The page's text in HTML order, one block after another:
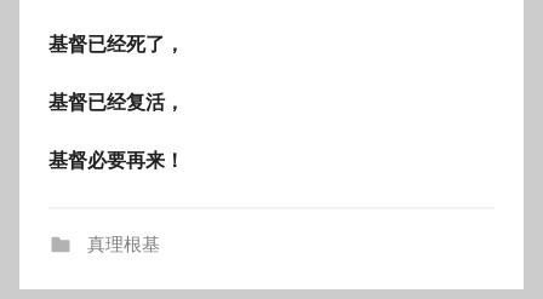
基督已经死了，
基督已经复活，
基督必要再来！
真理根基